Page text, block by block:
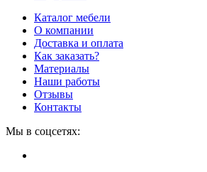
Каталог мебели
О компании
Доставка и оплата
Как заказать?
Материалы
Наши работы
Отзывы
Контакты
Мы в соцсетях: